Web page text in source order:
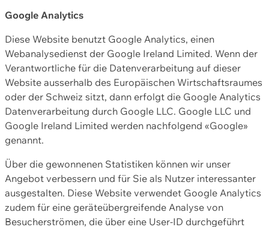
Google Analytics
Diese Website benutzt Google Analytics, einen
Webanalysedienst der Google Ireland Limited. Wenn der
Verantwortliche für die Datenverarbeitung auf dieser
Website ausserhalb des Europäischen Wirtschaftsraumes
oder der Schweiz sitzt, dann erfolgt die Google Analytics
Datenverarbeitung durch Google LLC. Google LLC und
Google Ireland Limited werden nachfolgend «Google»
genannt.
Über die gewonnenen Statistiken können wir unser
Angebot verbessern und für Sie als Nutzer interessanter
ausgestalten. Diese Website verwendet Google Analytics
zudem für eine geräteübergreifende Analyse von
Besucherströmen, die über eine User-ID durchgeführt